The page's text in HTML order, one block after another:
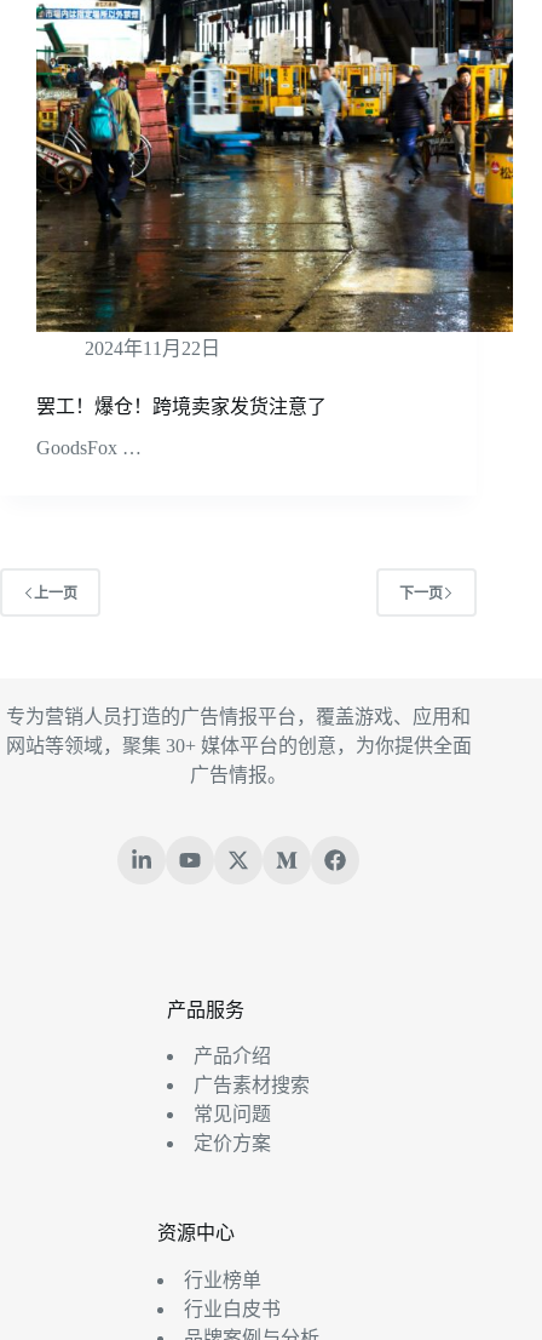
2024年11月22日
罢工！爆仓！跨境卖家发货注意了
GoodsFox …
上一页 下一页
专为营销人员打造的广告情报平台，覆盖游戏、应用和
网站等领域，聚集 30+ 媒体平台的创意，为你提供全面
广告情报。
产品服务
产品介绍
广告素材搜索
常见问题
定价方案
资源中心
行业榜单
行业白皮书